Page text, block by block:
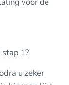
voor de
1?
u zeker